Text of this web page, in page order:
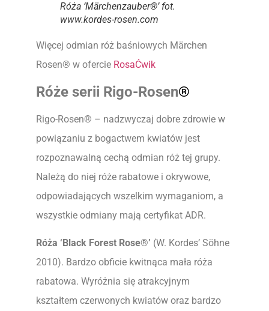
Róża ‘Märchenzauber®’ fot.
www.kordes-rosen.com
Więcej odmian róż baśniowych Märchen
Rosen® w ofercie RosaĆwik
Róże serii Rigo-Rosen®
Rigo-Rosen® – nadzwyczaj dobre zdrowie w
powiązaniu z bogactwem kwiatów jest
rozpoznawalną cechą odmian róż tej grupy.
Należą do niej róże rabatowe i okrywowe,
odpowiadających wszelkim wymaganiom, a
wszystkie odmiany mają certyfikat ADR.
Róża ‘Black Forest Rose®’ (W. Kordes’ Söhne
2010). Bardzo obficie kwitnąca mała róża
rabatowa. Wyróżnia się atrakcyjnym
kształtem czerwonych kwiatów oraz bardzo